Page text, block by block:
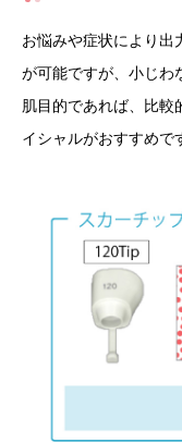
お悩みや症状により出
が可能ですが、小じわ
肌目的であれば、比較
イシャルがおすすめで